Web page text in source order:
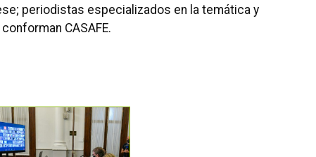
periodistas especializados en la temática y
CASAFE.